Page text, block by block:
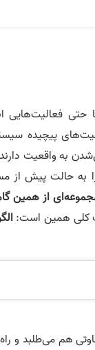
حتی
پیچیده
به واقعیت
به حالت پیش از
از همین
کلی همین است:
هم می‌طلبد و